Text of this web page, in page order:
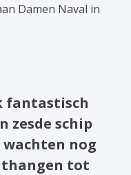
Damen Naval in
fantastisch
zesde schip
wachten nog
tot